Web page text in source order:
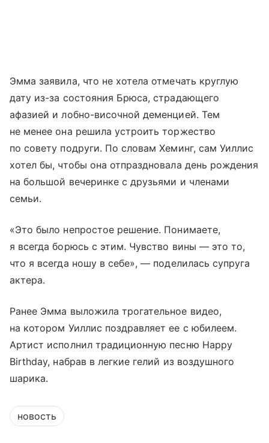
Эмма заявила, что не хотела отмечать круглую
дату из-за состояния Брюса, страдающего
афазией и лобно-височной деменцией. Тем
не менее она решила устроить торжество
по совету подруги. По словам Хеминг, сам Уиллис
хотел бы, чтобы она отпраздновала день рождения
на большой вечеринке с друзьями и членами
семьи.
«Это было непростое решение. Понимаете,
я всегда борюсь с этим. Чувство вины — это то,
что я всегда ношу в себе», — поделилась супруга
актера.
Ранее Эмма выложила трогательное видео,
на котором Уиллис поздравляет ее с юбилеем.
Артист исполнил традиционную песню Happy
Birthday, набрав в легкие гелий из воздушного
шарика.
новость